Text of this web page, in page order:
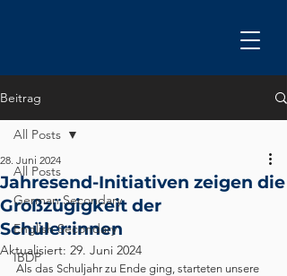
Beitrag
All Posts
German Secondary
English Secondary
IBDP
All Posts
Jahresend-Initiativen zeigen die
Großzügigkeit der
Schüler:innen
28. Juni 2024
Aktualisiert: 29. Juni 2024
Als das Schuljahr zu Ende ging, starteten unsere